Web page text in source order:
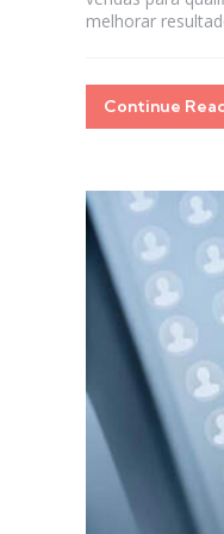
melhorar
Continue